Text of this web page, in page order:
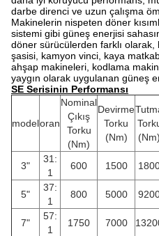
darbe direnci ve uzun çalışma
Makinelerin nispeten döner
sistemi gibi güneş enerjisi
döner sürücülerden farklı
şasisi, kamyon vinci, kaya
ahşap makineleri, kodlama
yaygın olarak uygulanan güneş
SE Serisinin Performansı
modeloran
Nominal
Çıkış
Torku
(Nm)
Devirme
Torku
(Nm)
(Nm)
3"
31:
1
600 1500
5"
37:
1
800 5000
7"
57:
1
1750 7000